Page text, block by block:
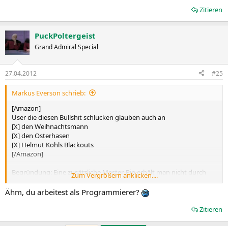
Zitieren
PuckPoltergeist
Grand Admiral Special
27.04.2012 #25
Markus Everson schrieb:
[Amazon]
User die diesen Bullshit schlucken glauben auch an
[X] den Weihnachtsmann
[X] den Osterhasen
[X] Helmut Kohls Blackouts
[/Amazon]
Begründung: Eine zusätzliche Master-Pin erhält man nicht durch
vergessenen Programmcode. Ein noch aktives WPS würde nicht
einmal ein total bekiffter Aushilfstester nach 20 Min Einarbeitung
übersehen. Eine PIN die man hinterher wieder zu deaktivieren
gedenkt lautet nicht "012345670" - viel zu kompliziert zu merken.
Zum Vergrößern anklicken....
Ähm, du arbeitest als Programmierer?
Zitieren